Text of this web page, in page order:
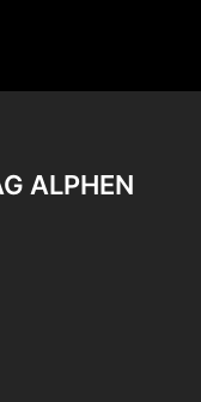
ALPHEN